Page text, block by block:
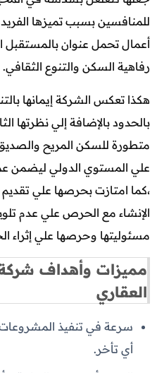
للمنافسين بسبب تميزها
أعمال تحمل عنوان بالمستقبل
رفاهية السكن والتنوع الثقافي.
هكذا تعكس الشركة إيمانها
بالحدود بالإضافة إلي نظرتها
متطورة للسكن المريح والصديق
علي المستوي الدولي ليضمن
،كما امتازت بحرصها علي
الإنشاء مع الحرص علي عدم
مسئوليتها وحرصها علي إثراء
مميزات وأهداف شركة
العقاري
سرعة في تنفيذ
أي تأخر.